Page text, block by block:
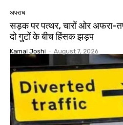
अपराध
सड़क पर पत्थर, चारों ओर अफरा-
दो गुटों के बीच हिंसक झड़प
Kamal Joshi - August 7, 2026